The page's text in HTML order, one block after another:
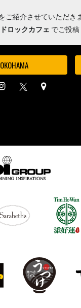
紹介させていただきま
ロックカフェ でご投稿